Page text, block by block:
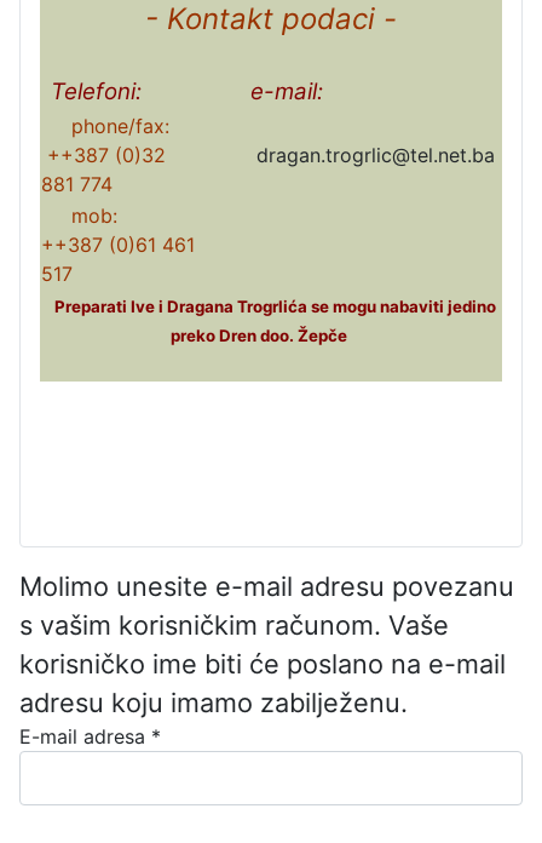
- Kontakt podaci -
Telefoni: e-mail:
phone/fax:
++387 (0)32
881 774
dragan.trogrlic@tel.net.ba
mob:
++387 (0)61 461
517
Preparati Ive i Dragana Trogrlića se mogu nabaviti jedino
preko Dren doo. Žepče
Molimo unesite e-mail adresu povezanu
s vašim korisničkim računom. Vaše
korisničko ime biti će poslano na e-mail
adresu koju imamo zabilježenu.
E-mail adresa *